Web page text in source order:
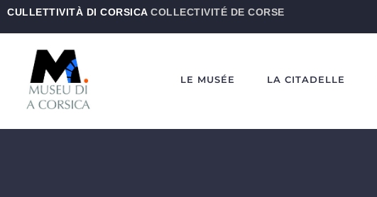
CULLETTIVITÀ DI CORSICA COLLECTIVITÉ DE CORSE
LE MUSÉE LA CITADELLE